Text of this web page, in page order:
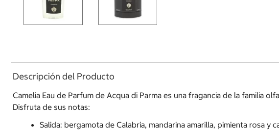
Descripción del Producto
Camelia Eau de Parfum de Acqua di Parma es una fragancia de la familia
Disfruta de sus notas:
Salida: bergamota de Calabria, mandarina amarilla, pimienta rosa y